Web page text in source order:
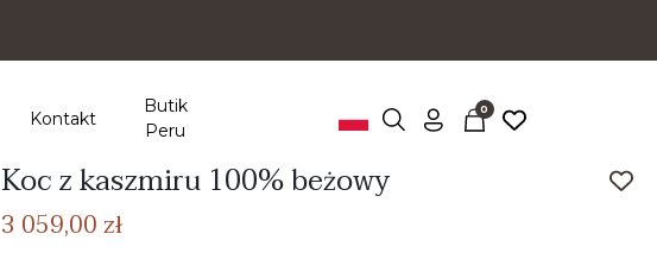
Kontakt
Butik
Peru
0
Koc z kaszmiru 100% beżowy
3 059,00 zł